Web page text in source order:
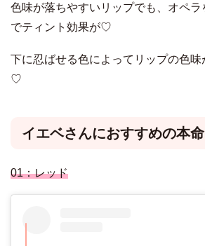
色味が落ちやすいリップでも、オペラ
でティント効果が♡
下に忍ばせる色によってリップの色
♡
イエベさんにおすすめの本
01：レッド